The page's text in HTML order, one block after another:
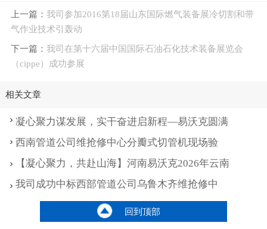
上一篇： 我司参加2016第18届山东国际燃气装备展冷切割和带
气作业技术引轰动
下一篇： 我司在第十六届中国国际石油石化技术装备展览会
（cippe）成功参展
相关文章
凝心聚力谋发展，实干奋进启新程—易沃克圆满
西南管道公司维抢修中心分瓣式切管机现场验
【凝心聚力，共赴山海】河南易沃克2026年云南
我司成功中标西部管道公司乌鲁木齐维抢修中
回到顶部